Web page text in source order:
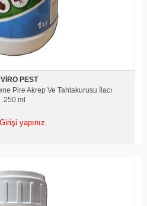
PEST
Pire Akrep Ve Tahtakurusu İlacı
250 ml
yapınız.